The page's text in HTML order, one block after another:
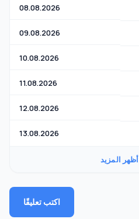
08.08.2026
09.08.2026
10.08.2026
11.08.2026
12.08.2026
13.08.2026
أظهر المزيد
اكتب تعليقًا